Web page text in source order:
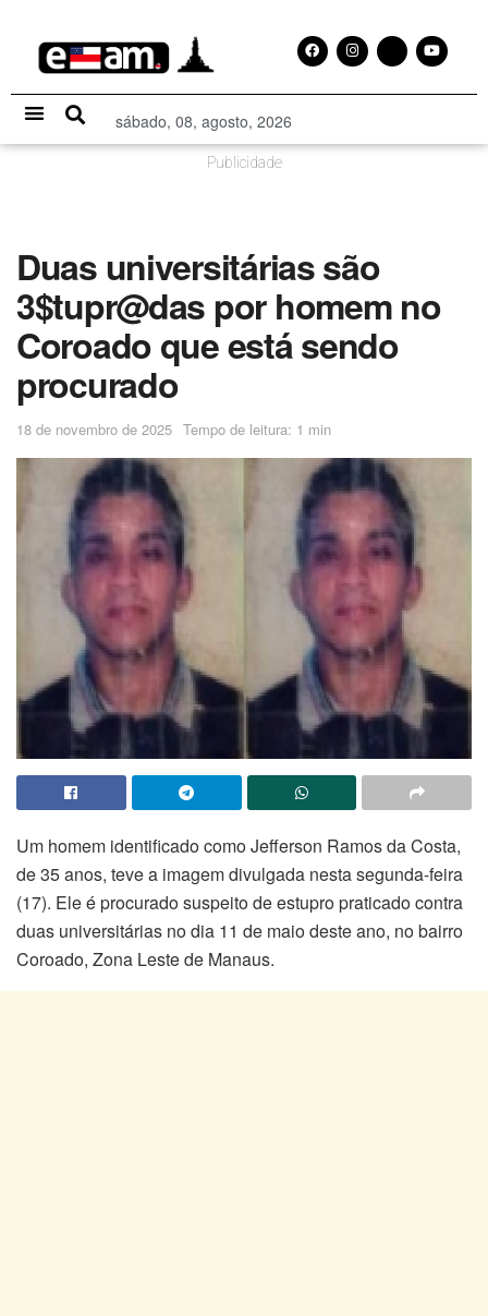
sábado, 08, agosto, 2026
Publicidade
Duas universitárias são
3$tupr@das por homem no
Coroado que está sendo
procurado
18 de novembro de 2025 Tempo de leitura: 1 min
Um homem identificado como Jefferson Ramos da Costa,
de 35 anos, teve a imagem divulgada nesta segunda-feira
(17). Ele é procurado suspeito de estupro praticado contra
duas universitárias no dia 11 de maio deste ano, no bairro
Coroado, Zona Leste de Manaus.